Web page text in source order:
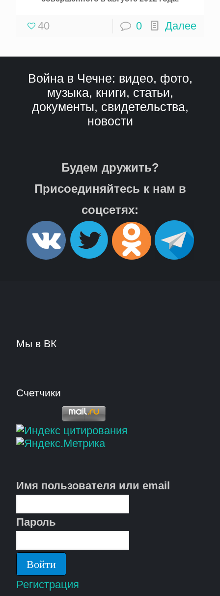
40 0 Далее
Война в Чечне: видео, фото,
музыка, книги, статьи,
документы, свидетельства,
новости
Будем дружить?
Присоединяйтесь к нам в
соцсетях:
Мы в ВК
Счетчики
Имя пользователя или email
Пароль
Регистрация